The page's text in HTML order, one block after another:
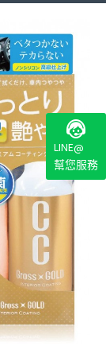
LINE@
幫您服務